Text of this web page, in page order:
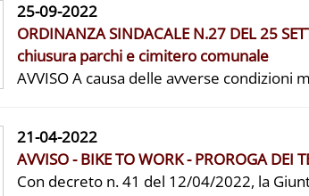
25-09-2022
ORDINANZA SINDACALE N.27 DEL 25
chiusura parchi e cimitero comunale
AVVISO A causa delle avverse condizioni
21-04-2022
AVVISO - BIKE TO WORK - PROROGA DEI
Con decreto n. 41 del 12/04/2022, la